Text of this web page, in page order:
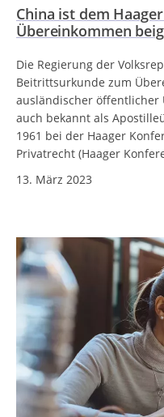
China ist dem
Übereinkommen
Die Regierung der
Beitrittsurkunde zum
ausländischer öffentlicher
auch bekannt als
1961 bei der Haager
Privatrecht (Haager
13. März 2023